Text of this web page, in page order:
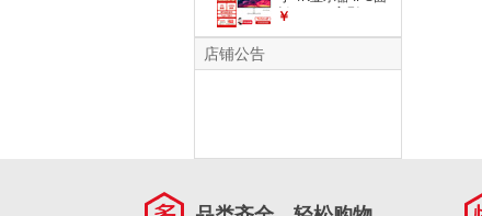
S2725DSM
板 120Hz高刷 Type-
￥
店铺公告